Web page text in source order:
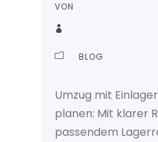
VON
BLOG
Umzug mit
planen: Mit klarer
passendem